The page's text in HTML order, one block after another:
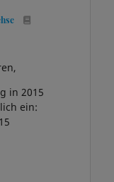
in 2015
ein: